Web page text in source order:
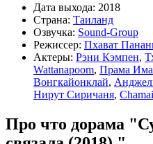
Дата выхода: 2018
Страна: Таиланд
Озвучка: Sound-Group
Режиссер: Пхават
Актеры: Рэни Кэмпен,
Wattanapoom, Прама
Вонгкайонклай,
Нирут Сиричаня,
Про что дорама